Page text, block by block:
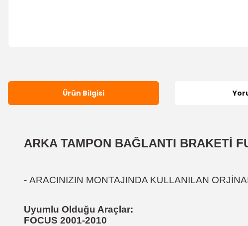
Ürün Bilgisi
ARKA TAMPON BAĞLANTI BRAKETİ
- ARACINIZIN MONTAJINDA KULLANILAN
Uyumlu Olduğu Araçlar:
FOCUS 2001-2010